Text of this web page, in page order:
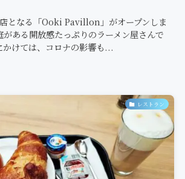
となる「Ooki Pavillon」がオープンしま
がある開放感たっぷりのラーメン屋さんで
かけては、コロナの影響も...
レストラン